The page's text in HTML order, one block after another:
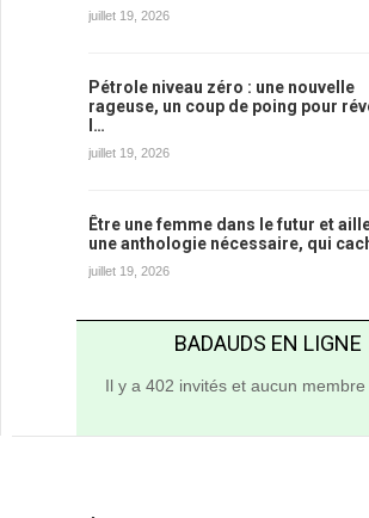
juillet 19, 2026
Pétrole niveau zéro : une nouvelle
rageuse, un coup de poing pour
l…
juillet 19, 2026
Être une femme dans le futur et
une anthologie nécessaire, qui
juillet 19, 2026
BADAUDS EN LIGNE
Il y a 402 invités et aucun membre